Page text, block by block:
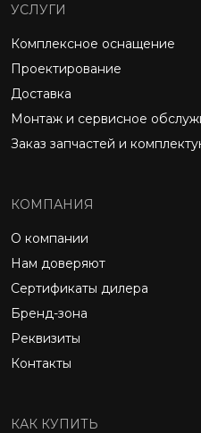
УСЛУГИ
Комплексное оснащение
Проектирование
Доставка
Монтаж и сервисное
Заказ запчастей и
КОМПАНИЯ
О компании
Нам доверяют
Сертификаты дилера
Бренд-зона
Реквизиты
Контакты
КАК КУПИТЬ